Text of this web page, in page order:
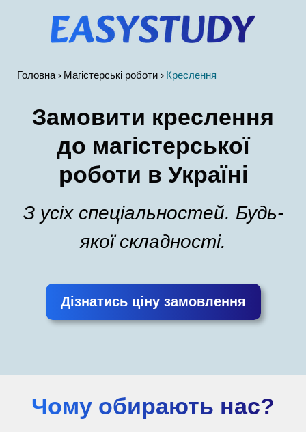
Замовити креслення
до магістерської
роботи в Україні
З усіх спеціальностей. Будь-
якої складності.
Дізнатись ціну замовлення
Головна Магістерські роботи Креслення
Чому обирають нас?